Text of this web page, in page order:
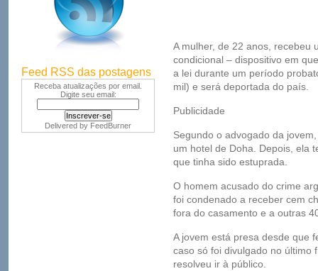
Feed RSS das postagens
Receba atualizações por email.
Digite seu email:
Delivered by FeedBurner
A mulher, de 22 anos, recebeu
condicional – dispositivo em
a lei durante um período
mil) e será deportada do país.
Publicidade
Segundo o advogado da
um hotel de Doha. Depois, ela
que tinha sido estuprada.
O homem acusado do crime
foi condenado a receber cem
fora do casamento e a outras
A jovem está presa desde que
caso só foi divulgado no último
resolveu ir à público.